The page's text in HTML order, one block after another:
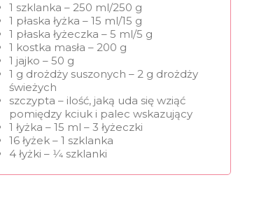
1 szklanka – 250 ml/250 g
1 płaska łyżka – 15 ml/15 g
1 płaska łyżeczka – 5 ml/5 g
1 kostka masła – 200 g
1 jajko – 50 g
1 g drożdży suszonych – 2 g drożdży
świeżych
szczypta – ilość, jaką uda się wziąć
pomiędzy kciuk i palec wskazujący
1 łyżka – 15 ml – 3 łyżeczki
16 łyżek – 1 szklanka
4 łyżki – 1⁄4 szklanki